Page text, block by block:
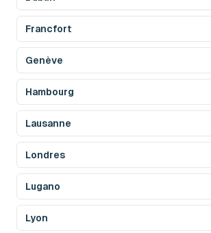
Francfort
Genève
Hambourg
Lausanne
Londres
Lugano
Lyon